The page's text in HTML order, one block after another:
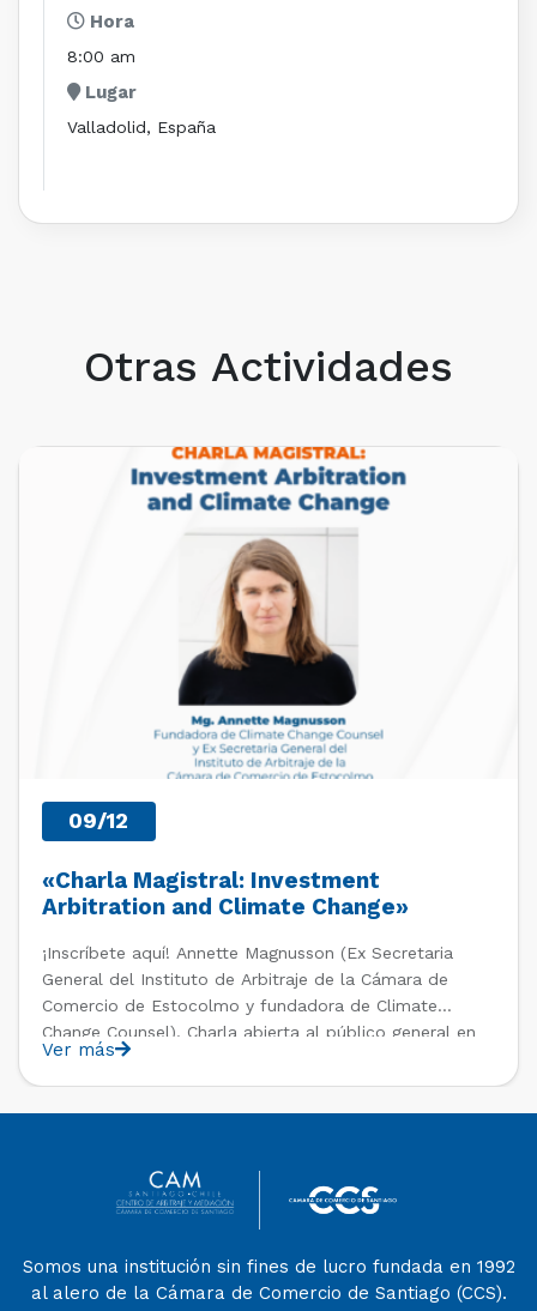
Hora
8:00 am
Lugar
Valladolid, España
Otras Actividades
PRÓXIMOS EVENTOS
09/12
«Charla Magistral: Investment
Arbitration and Climate Change»
¡Inscríbete aquí! Annette Magnusson (Ex Secretaria
General del Instituto de Arbitraje de la Cámara de
Comercio de Estocolmo y fundadora de Climate
Change Counsel). Charla abierta al público general en
el marco del IV Diploma de Postítulo en Arbitraje
Nacional y Comercial Internacional, organizado por el
Departamento de Derecho Internacional […]
Ver más
Somos una institución sin fines de lucro fundada en 1992
al alero de la Cámara de Comercio de Santiago (CCS).